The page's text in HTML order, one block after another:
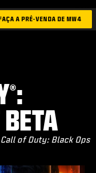
A PRÉ-VENDA DE MW4
®:
of Duty: Black Ops